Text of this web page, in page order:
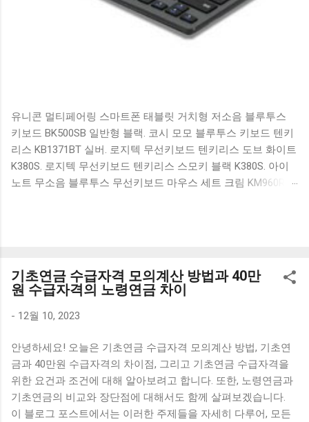
유니콘 멀티페어링 스마트폰 태블릿 거치형 저소음 블루투스
키보드 BK500SB 일반형 블랙. 코시 모모 블루투스 키보드 텐키
리스 KB1371BT 실버. 로지텍 무선키보드 텐키리스 도브 화이트
K380S. 로지텍 무선키보드 텐키리스 스모키 블랙 K380S. 아이
노트 무소음 블루투스 무선키보드 마우스 세트 크림 KM960RB
혜택을 놓치지 마세요. 다양한 할인 혜택과 빠른배송 혜택을 놓
치지 않도록 먼저 확인해보세요. 추가할인 확인하기 상품 하나
를 사더라도 종류도 많고, 가격도 다양해서 결정이 많이 어려우
많을 수 밖에 없습니다. 다양한 상품들을 상세스펙 과 가격 을
꼼꼼히 비교해서 구매하실 수 있도록 순위 추천 해드릴게요. 특
가상품 보러가기 추천상품 Best 유니콘 멀티페어링 스마트폰
태블릿 거치형 저소음 블루투스 키보드, BK-500SB, 일반형, 블
랙 유니콘 멀티페어링 스마트폰 태...
기초연금 수급자격 모의계산 방법과 40만
원 수급자격의 노령연금 차이
- 12월 10, 2023
안녕하세요! 오늘은 기초연금 수급자격 모의계산 방법, 기초연
금과 40만원 수급자격의 차이점, 그리고 기초연금 수급자격을
위한 요건과 조건에 대해 알아보려고 합니다. 또한, 노령연금과
기초연금의 비교와 장단점에 대해서도 함께 살펴보겠습니다.
이 블로그 포스트에서는 이러한 주제들을 자세히 다루어, 모든